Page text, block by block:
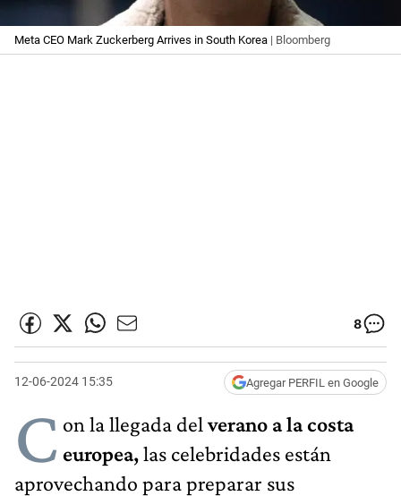
Meta CEO Mark Zuckerberg Arrives in South Korea | Bloomberg
8
12-06-2024 15:35 Agregar PERFIL en Google
C on la llegada delverano a la costa
europea,las celebridades están
aprovechando para preparar sus